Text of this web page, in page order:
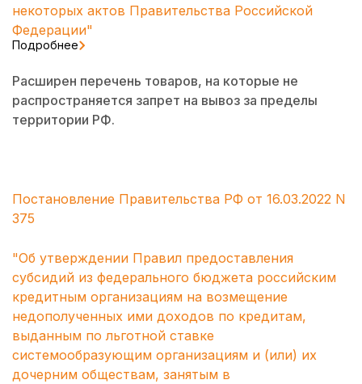
некоторых актов Правительства Российской
Федерации"
Подробнее
Расширен перечень товаров, на которые не
распространяется запрет на вывоз за пределы
территории РФ.
Постановление Правительства РФ от 16.03.2022 N
375
"Об утверждении Правил предоставления
субсидий из федерального бюджета российским
кредитным организациям на возмещение
недополученных ими доходов по кредитам,
выданным по льготной ставке
системообразующим организациям и (или) их
дочерним обществам, занятым в